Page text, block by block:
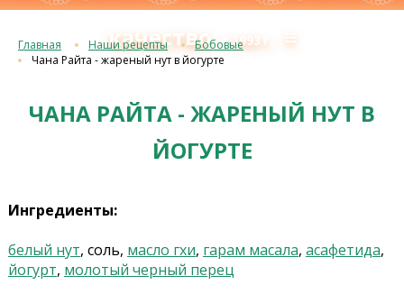
качествос 1993 г. ≡
Главная Наши рецепты
Бобовые
Чана Райта - жареный нут в йогурте
ЧАНА РАЙТА - ЖАРЕНЫЙ НУТ В
ЙОГУРТЕ
Ингредиенты:
белый нут, соль, масло гхи, гарам масала, асафетида,
йогурт, молотый черный перец